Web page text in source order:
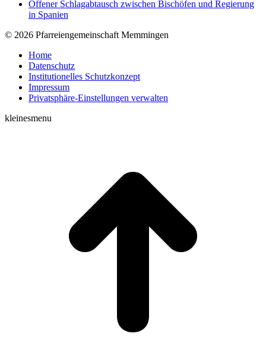
Offener Schlagabtausch zwischen Bischöfen und Regierung
in Spanien
© 2026 Pfarreiengemeinschaft Memmingen
Home
Datenschutz
Institutionelles Schutzkonzept
Impressum
Privatsphäre-Einstellungen verwalten
kleinesmenu